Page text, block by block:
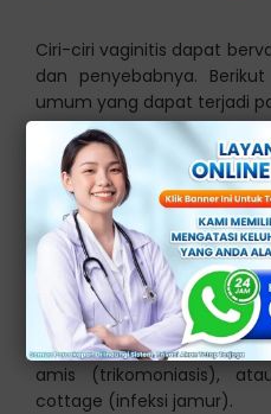
Ciri-ciri vaginitis dapat
dan penyebabnya.
umum yang dapat terjadi
Keputihan yang tidak
Salah satu tanda paling
perubahan dalam
menjadi berbeda warna,
Misalnya, keputihan bisa
(vaginitis bakteri),
amis (trikomoniasis),
cottage (infeksi jamur).